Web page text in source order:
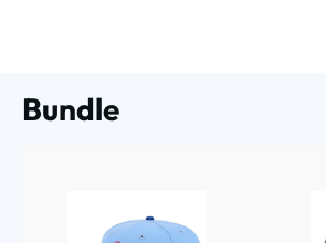
Bundle